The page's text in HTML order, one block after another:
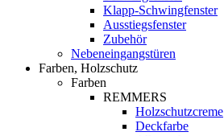
Klapp-Schwingfenster
Ausstiegsfenster
Zubehör
Nebeneingangstüren
Farben, Holzschutz
Farben
REMMERS
Holzschutzcreme
Deckfarbe